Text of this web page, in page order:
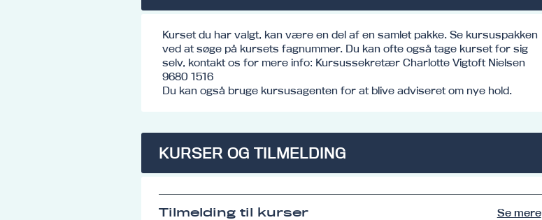
Kurset du har valgt, kan være en del af en samlet pakke. Se kursuspakken
ved at søge på kursets fagnummer. Du kan ofte også tage kurset for sig
selv, kontakt os for mere info: Kursussekretær Charlotte Vigtoft Nielsen
9680 1516
Du kan også bruge kursusagenten for at blive adviseret om nye hold.
KURSER OG TILMELDING
Tilmelding til kurser Se mere